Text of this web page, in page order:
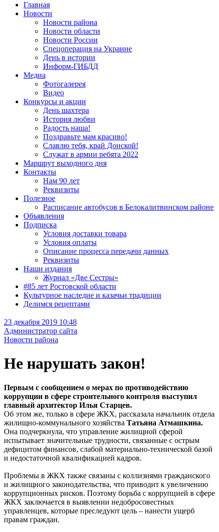
Главная
Новости
Новости района
Новости области
Новости России
Спецоперация на Украине
День в истории
Информ-ГИБДД
Медиа
Фотогалерея
Видео
Конкурсы и акции
День шахтера
История любви
Радость наша!
Поздравьте мам красиво!
Славлю тебя, край Донской!
Служат в армии ребята 2022
Маршрут выходного дня
Контакты
Нам 90 лет
Реквизиты
Полезное
Расписание автобусов в Белокалитвинском районе
Объявления
Подписка
Условия доставки товара
Условия оплаты
Описание процесса передачи данных
Реквизиты
Наши издания
Журнал «Две Сестры»
#85 лет Ростовской области
Культурное наследие и казачьи традиции
Делимся рецептами
23 декабря 2019 10:48
Администратор сайта
Новости района
Не нарушать закон!
Первым с сообщением о мерах по противодействию
коррупции в сфере строительного контроля выступил
главный архитектор Илья Старцев.
Об этом же, только в сфере ЖКХ, рассказала начальник отдела
жилищно-коммунального хозяйства Татьяна Атмашкина.
Она подчеркнула, что управление жилищной сферой
испытывает значительные трудности, связанные с острым
дефицитом финансов, слабой материально-технической базой
и недостаточной квалификацией кадров.
Проблемы в ЖКХ также связаны с коллизиями гражданского
и жилищного законодательства, что приводит к увеличению
коррупционных рисков. Поэтому борьба с коррупцией в сфере
ЖКХ заключается в выявлении недобросовестных
управленцев, которые преследуют цель – нанести ущерб
правам граждан.